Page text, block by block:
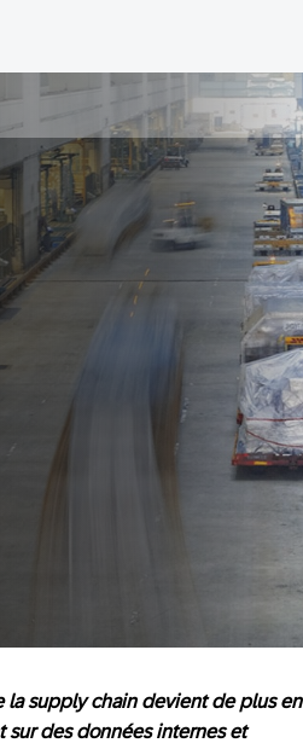
la supply chain devient de plus en
sur des données internes et